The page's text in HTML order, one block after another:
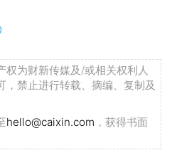
权为财新传媒及/或相关权利人
，禁止进行转载、摘编、复制及
hello@caixin.com ，获得书面